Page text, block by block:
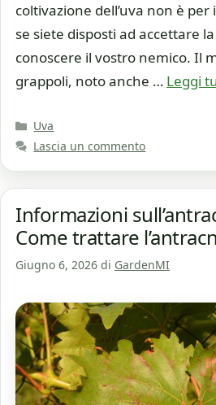
coltivazione dell’uva non è
se siete disposti ad accettare
conoscere il vostro nemico. Il
grappoli, noto anche … Leggi
Categorie
Uva
Lascia un commento
Informazioni
Come trattare
Giugno 6, 2026 di GardenMI